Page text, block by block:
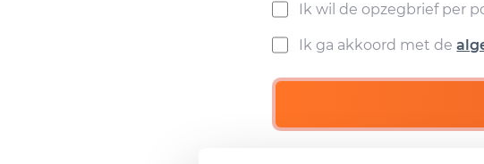
Ik wil de opzegbrief per
Ik ga akkoord met de